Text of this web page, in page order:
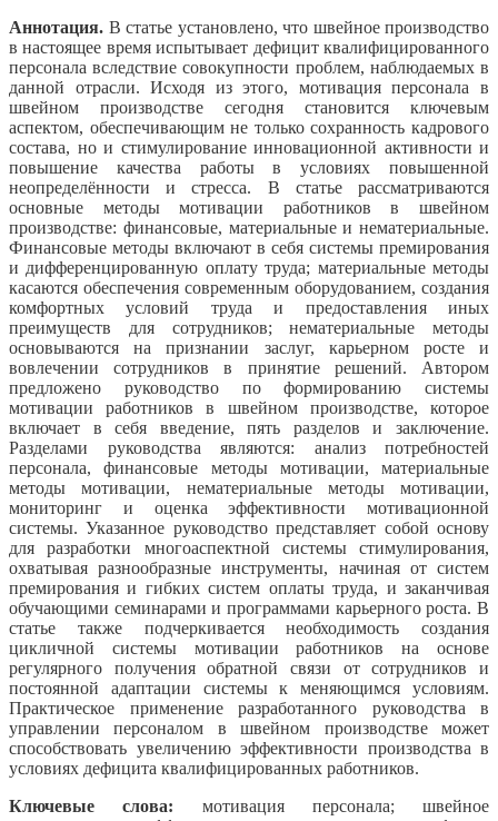
Аннотация. В статье установлено, что швейное производство
в настоящее время испытывает дефицит квалифицированного
персонала вследствие совокупности проблем, наблюдаемых в
данной отрасли. Исходя из этого, мотивация персонала в
швейном производстве сегодня становится ключевым
аспектом, обеспечивающим не только сохранность кадрового
состава, но и стимулирование инновационной активности и
повышение качества работы в условиях повышенной
неопределённости и стресса. В статье рассматриваются
основные методы мотивации работников в швейном
производстве: финансовые, материальные и нематериальные.
Финансовые методы включают в себя системы премирования
и дифференцированную оплату труда; материальные методы
касаются обеспечения современным оборудованием, создания
комфортных условий труда и предоставления иных
преимуществ для сотрудников; нематериальные методы
основываются на признании заслуг, карьерном росте и
вовлечении сотрудников в принятие решений. Автором
предложено руководство по формированию системы
мотивации работников в швейном производстве, которое
включает в себя введение, пять разделов и заключение.
Разделами руководства являются: анализ потребностей
персонала, финансовые методы мотивации, материальные
методы мотивации, нематериальные методы мотивации,
мониторинг и оценка эффективности мотивационной
системы. Указанное руководство представляет собой основу
для разработки многоаспектной системы стимулирования,
охватывая разнообразные инструменты, начиная от систем
премирования и гибких систем оплаты труда, и заканчивая
обучающими семинарами и программами карьерного роста. В
статье также подчеркивается необходимость создания
цикличной системы мотивации работников на основе
регулярного получения обратной связи от сотрудников и
постоянной адаптации системы к меняющимся условиям.
Практическое применение разработанного руководства в
управлении персоналом в швейном производстве может
способствовать увеличению эффективности производства в
условиях дефицита квалифицированных работников.
Ключевые слова: мотивация персонала; швейное